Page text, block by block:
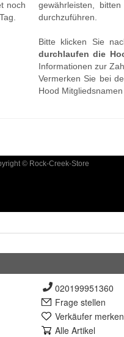
020199951360
Frage stellen
Verkäufer merken
Alle Artikel